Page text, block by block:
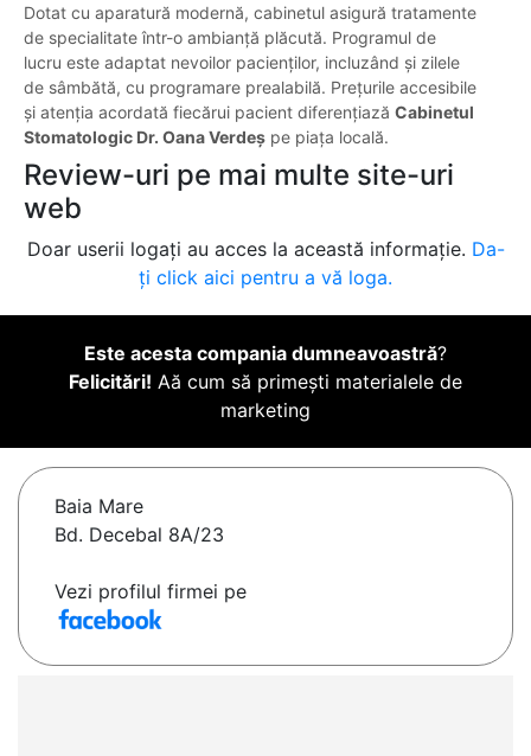
Dotat cu aparatură modernă, cabinetul asigură tratamente
de specialitate într-o ambianță plăcută. Programul de
lucru este adaptat nevoilor pacienților, incluzând și zilele
de sâmbătă, cu programare prealabilă. Prețurile accesibile
și atenția acordată fiecărui pacient diferențiază Cabinetul
Stomatologic Dr. Oana Verdeș pe piața locală.
Review-uri pe mai multe site-uri
web
Doar userii logați au acces la această informație. Da-
ți click aici pentru a vă loga.
Este acesta compania dumneavoastră?
Felicitări! Aă cum să primești materialele de
marketing
Baia Mare
Bd. Decebal 8A/23
Vezi profilul firmei pe